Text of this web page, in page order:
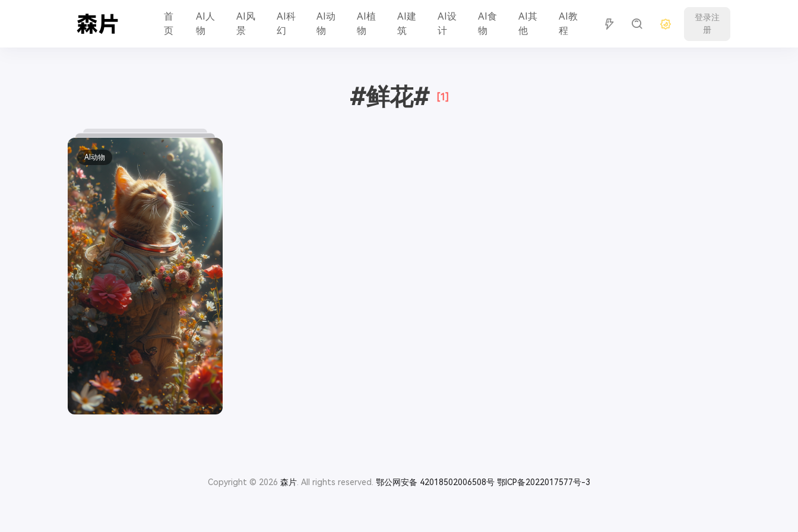
首
页
AI人
物
AI风
景
AI科
幻
AI动
物
AI植
物
AI建
筑
AI设
计
AI食
物
AI其
他
AI教
程
登录注
册
#鲜花# [1]
AI动物
Copyright © 2026 森片 . All rights reserved. 鄂公网安备 42018502006508号 鄂ICP备2022017577号-3